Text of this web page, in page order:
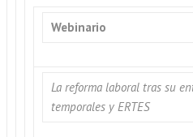
Webinario
La reforma laboral tras su
temporales y ERTES